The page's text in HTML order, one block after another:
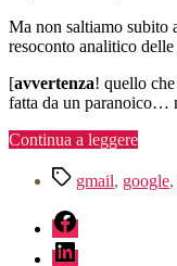
Ma non saltiamo subito
resoconto analitico
[avvertenza! quello che
fatta da un paranoico…
Continua a leggere“where
my
Tag gmail, google,
fb
linkedin